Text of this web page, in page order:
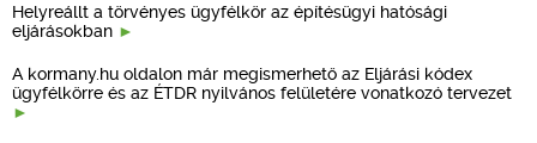
Helyreállt a törvényes ügyfélkör az építésügyi hatósági
eljárásokban
A kormany.hu oldalon már megismerhető az Eljárási kódex
ügyfélkörre és az ÉTDR nyilvános felületére vonatkozó tervezet